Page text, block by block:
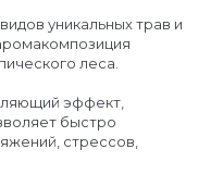
уникальных трав и
леса.
эффект,
быстро
стрессов,